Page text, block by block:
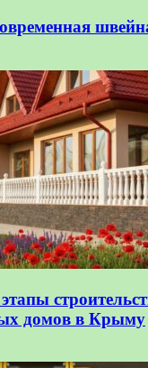
домов в Крыму